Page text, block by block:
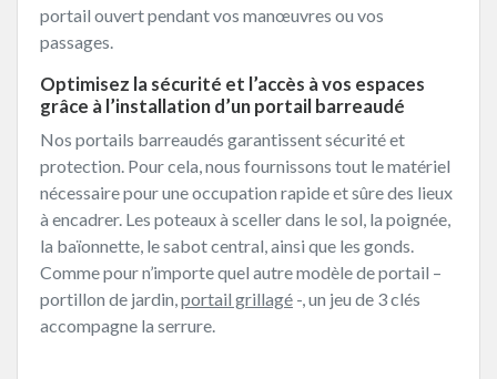
portail ouvert pendant vos manœuvres ou vos
passages.
Optimisez la sécurité et l’accès à vos espaces
grâce à l’installation d’un portail barreaudé
Nos portails barreaudés garantissent sécurité et
protection. Pour cela, nous fournissons tout le matériel
nécessaire pour une occupation rapide et sûre des lieux
à encadrer. Les poteaux à sceller dans le sol, la poignée,
la baïonnette, le sabot central, ainsi que les gonds.
Comme pour n’importe quel autre modèle de portail –
portillon de jardin,portail grillagé -, un jeu de 3 clés
accompagne la serrure.